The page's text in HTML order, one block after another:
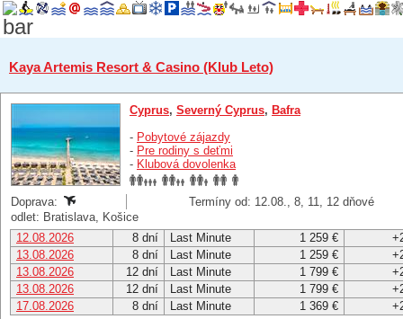
Kaya Artemis Resort & Casino (Klub Leto)
Cyprus, Severný Cyprus, Bafra
- Pobytové zájazdy
- Pre rodiny s deťmi
- Klubová dovolenka
Doprava:
Termíny od: 12.08., 8, 11, 12 dňové
odlet: Bratislava, Košice
12.08.2026
8 dní Last Minute 1 259 €
13.08.2026
8 dní Last Minute 1 259 €
13.08.2026
12 dní Last Minute 1 799 €
13.08.2026
12 dní Last Minute 1 799 €
17.08.2026
8 dní Last Minute 1 369 €